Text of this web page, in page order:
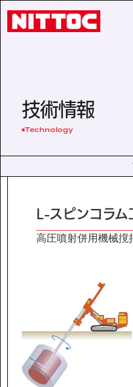
事業内容
企業情報
サステナビリティ
ニュース
技術情報
Technology
L-スピンコラム
高圧噴射併用機械撹